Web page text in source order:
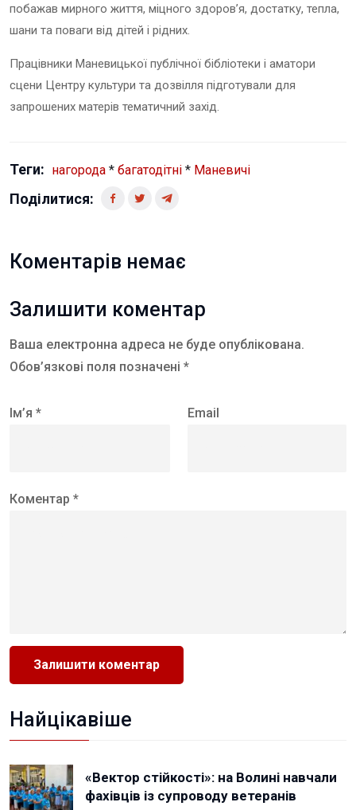
побажав мирного життя, міцного здоров’я, достатку, тепла,
шани та поваги від дітей і рідних.
Працівники Маневицької публічної бібліотеки і аматори
сцени Центру культури та дозвілля підготували для
запрошених матерів тематичний захід.
Теги: нагорода * багатодітні * Маневичі
Поділитися:
Коментарів немає
Залишити коментар
Ваша електронна адреса не буде опублікована.
Обов’язкові поля позначені *
Ім’я * Email
Коментар *
Найцікавіше
«Вектор стійкості»: на Волині навчали
фахівців із супроводу ветеранів